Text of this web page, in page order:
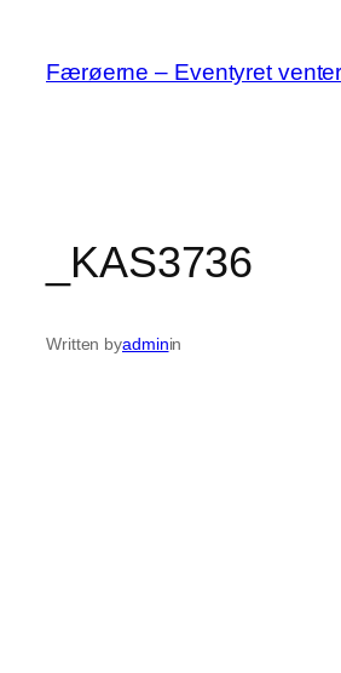
indhold
Færøerne – Eventyret venter
_KAS3736
Written byadminin